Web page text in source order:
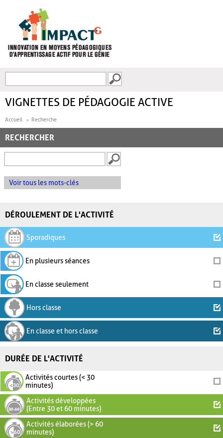
FORMULAIRE DE
VIGNETTES DE PÉDAGOGIE ACTIVE
Accueil Recherche
RECHERCHER
Voir tous les mots-clés
DÉROULEMENT DE L'ACTIVITÉ
Sporadiques
En plusieurs séances
En classe seulement
Hors classe
En classe et hors classe
DURÉE DE L'ACTIVITÉ
Activités courtes (< 30
minutes)
Activités développées
(Entre 30 et 60 minutes)
Activités élaborées (> 60
minutes)